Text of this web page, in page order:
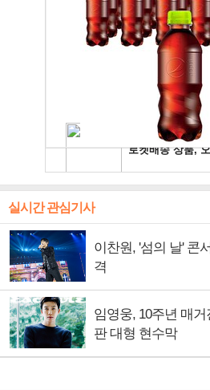
실시간 관심기사
이찬원, '섬의 날' 콘
격
임영웅, 10주년 매
판 대형 현수막